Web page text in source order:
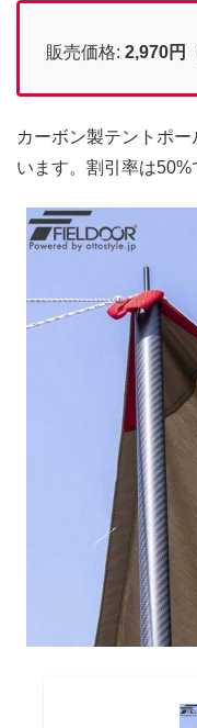
販売価格: 2,970円
カーボン製テントポ
います。割引率は50%